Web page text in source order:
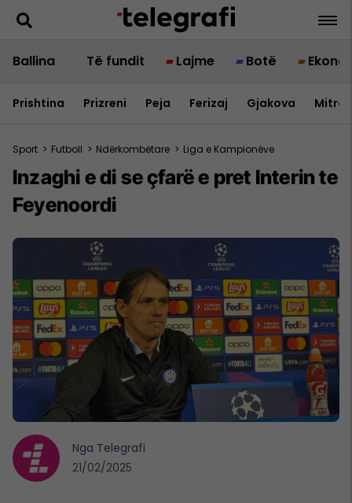
Ballina Të fundit Lajme Botë
Prishtina Prizreni Peja Ferizaj Gjakova
Sport > Futboll > Ndërkombëtare > Liga e Kampionëve
Inzaghi e di se çfarë e pret Interin te
Feyenoordi
Nga Telegrafi
21/02/2025